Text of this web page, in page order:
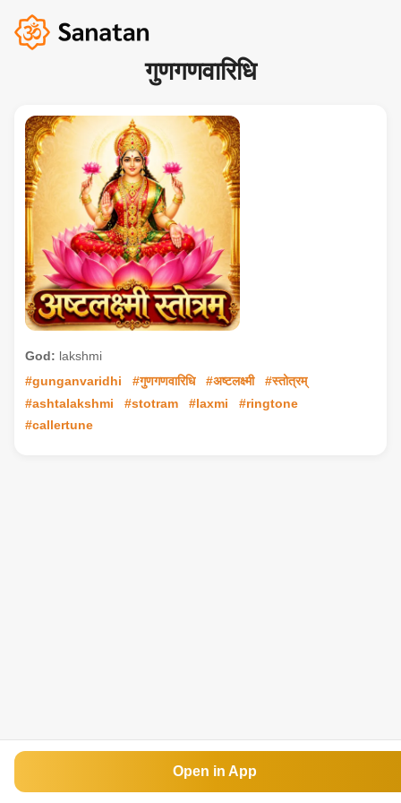
गुणगणवारिधि
God: lakshmi
#gunganvaridhi
#गुणगणवारिधि #अष्टलक्ष्मी
#स्तोत्रम्
#ashtalakshmi
#stotram #laxmi
#ringtone
#callertune
Open in App